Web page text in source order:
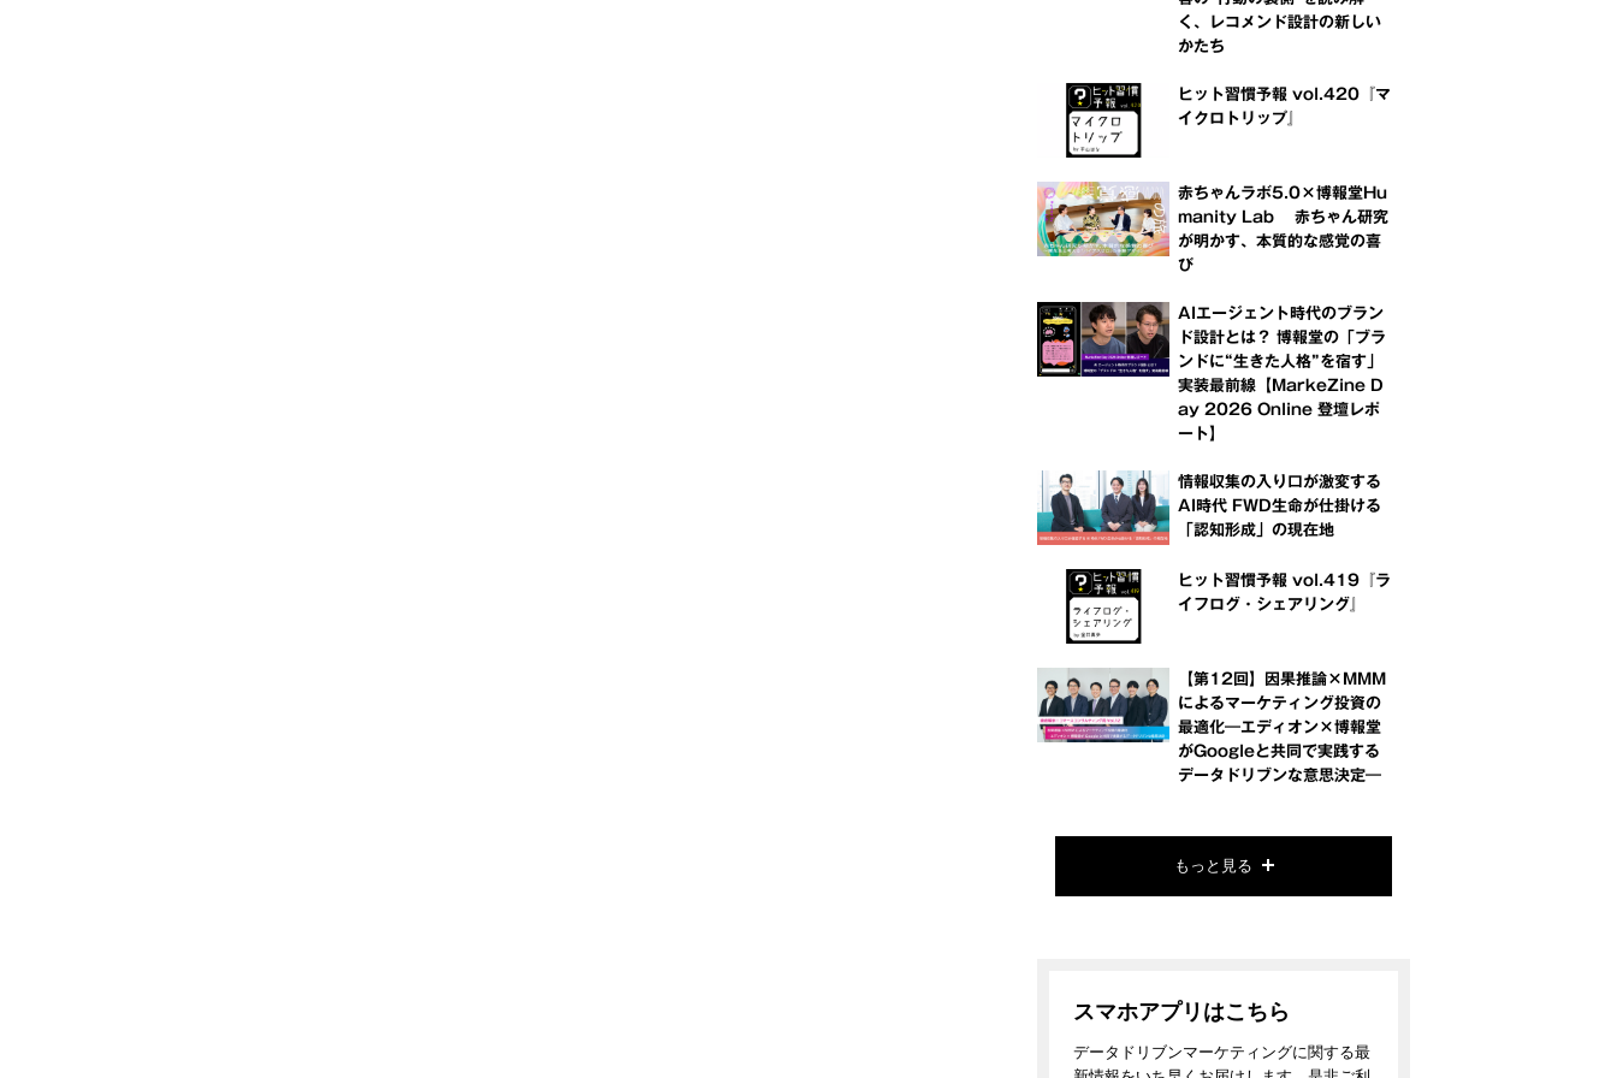
く、レコメンド設計の新しい
かたち
ヒット習慣予報 vol.420『マ
イクロトリップ』
赤ちゃんラボ5.0×博報堂Hu
manity Lab 赤ちゃん研究
が明かす、本質的な感覚の喜
び
AIエージェント時代のブラン
ド設計とは？ 博報堂の「ブラ
ンドに“生きた人格”を宿す」
実装最前線【MarkeZine D
ay 2026 Online 登壇レポ
ート】
情報収集の入り口が激変する
AI時代 FWD生命が仕掛ける
「認知形成」の現在地
ヒット習慣予報 vol.419『ラ
イフログ・シェアリング』
【第12回】因果推論×MMM
によるマーケティング投資の
最適化―エディオン×博報堂
がGoogleと共同で実践する
データドリブンな意思決定―
もっと見る
スマホアプリはこちら
データドリブンマーケティングに関する最